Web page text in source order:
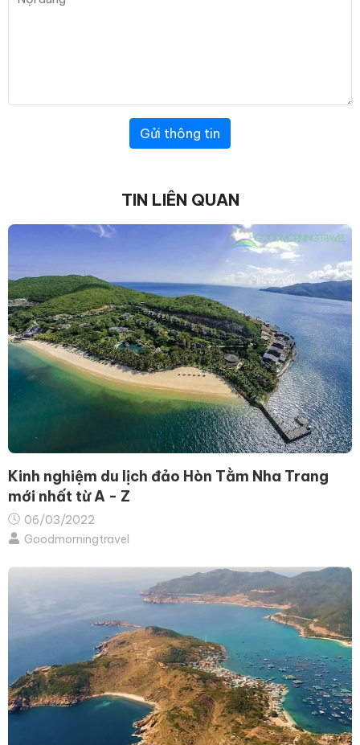
Gửi thông tin
TIN LIÊN QUAN
Kinh nghiệm du lịch đảo Hòn Tằm Nha Trang
mới nhất từ A - Z
06/03/2022
Goodmorningtravel